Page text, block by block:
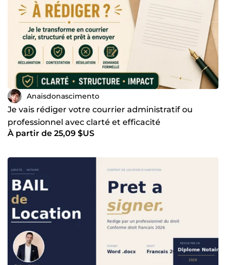
Anaisdonascimento
Je vais rédiger votre courrier administratif ou
professionnel avec clarté et efficacité
À partir de 25,09 $US